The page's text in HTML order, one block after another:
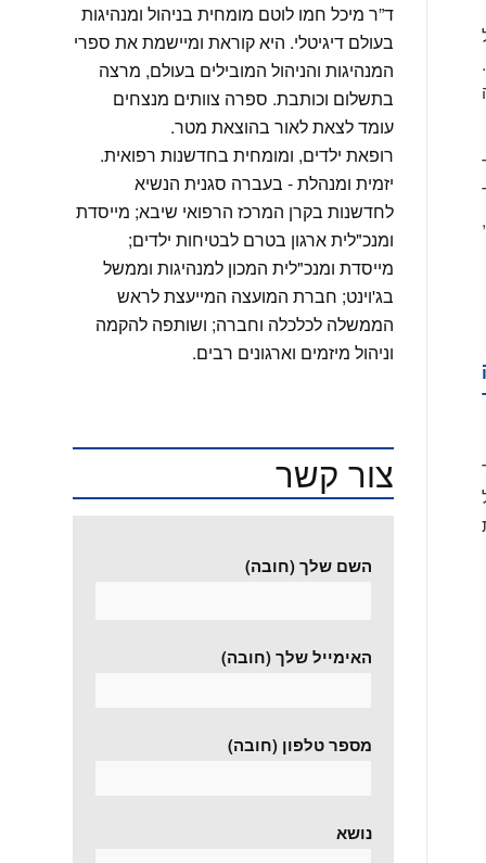
ד”ר מיכל חמו לוטם מומחית בניהול ומנהיגות
בעולם דיגיטלי. היא קוראת ומיישמת את ספרי
המנהיגות והניהול המובילים בעולם, מרצה
בתשלום וכותבת. ספרה צוותים מנצחים
עומד לצאת לאור בהוצאת מטר.
רופאת ילדים, ומומחית בחדשנות רפואית.
יזמית ומנהלת - בעברה סגנית הנשיא
לחדשנות בקרן המרכז הרפואי שיבא; מייסדת
ומנכ"לית ארגון בטרם לבטיחות ילדים;
מייסדת ומנכ"לית המכון למנהיגות וממשל
בג'וינט; חברת המועצה המייעצת לראש
הממשלה לכלכלה וחברה; ושותפה להקמה
וניהול מיזמים וארגונים רבים.
צור קשר
השם שלך (חובה)
האימייל שלך (חובה)
מספר טלפון (חובה)
נושא